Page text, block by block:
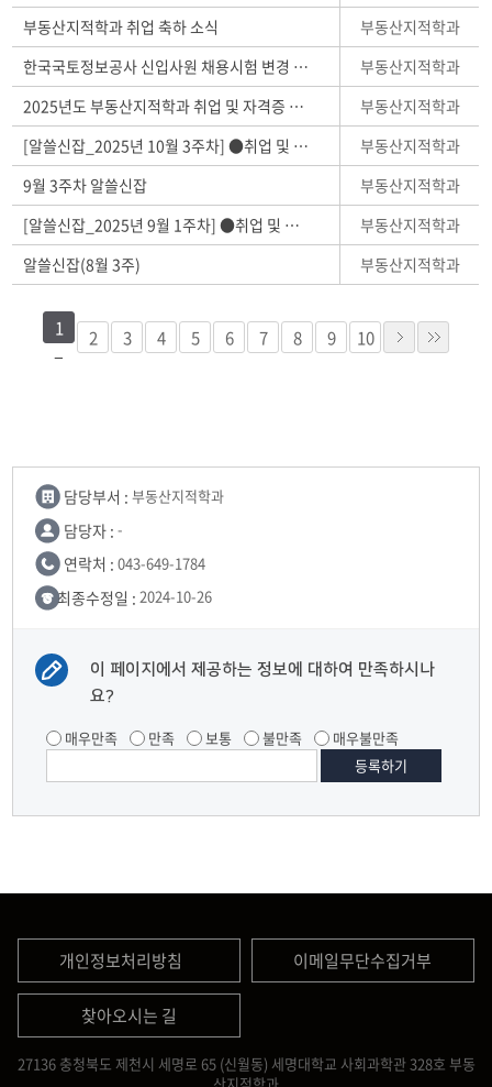
부동산지적학과 취업 축하 소식
부동산지적학과
한국국토정보공사 신입사원 채용시험 변경 사항 공지
부동산지적학과
2025년도 부동산지적학과 취업 및 자격증 취득 현황
부동산지적학과
[알쓸신잡_2025년 10월 3주차] ●취업 및 일자리 정보 제공 안내문●
부동산지적학과
9월 3주차 알쓸신잡
부동산지적학과
[알쓸신잡_2025년 9월 1주차] ●취업 및 일자리 정보 제공 안내문●
부동산지적학과
알쓸신잡(8월 3주)
부동산지적학과
1 2 3 4 5 6 7 8 9 10
담당부서 : 부동산지적학과
담당자 : -
연락처 : 043-649-1784
최종수정일 : 2024-10-26
이 페이지에서 제공하는 정보에 대하여 만족하시나
요?
매우만족 만족 보통 불만족 매우불만족
개인정보처리방침 이메일무단수집거부
찾아오시는 길
27136 충청북도 제천시 세명로 65 (신월동) 세명대학교 사회과학관 328호 부동